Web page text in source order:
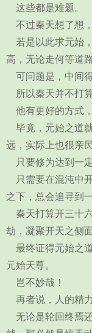
这些都是难题。
不过秦天想了想
若是以此求元始
高，无论走何等道
可问题是，中间
所以秦天并不打
他有更好的方式，
毕竟，元始之道
远，实际上也很亲民
只要修为达到一
只需要在混沌中
之下，总会追寻到
秦天打算开三十
劫，凝聚开天之侧
最终证得元始之
元始天尊。
岂不妙哉！
再者说，人的精力
无论是轮回终焉